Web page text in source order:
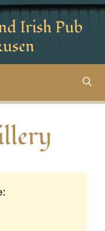
Irish Pub